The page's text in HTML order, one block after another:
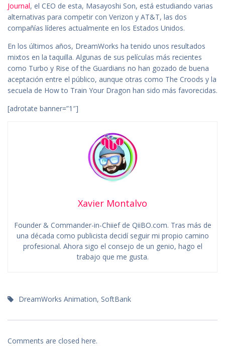
Journal, el CEO de esta, Masayoshi Son, está estudiando varias
alternativas para competir con Verizon y AT&T, las dos
compañías líderes actualmente en los Estados Unidos.
En los últimos años, DreamWorks ha tenido unos resultados
mixtos en la taquilla. Algunas de sus películas más recientes
como Turbo y Rise of the Guardians no han gozado de buena
aceptación entre el público, aunque otras como The Croods y la
secuela de How to Train Your Dragon han sido más favorecidas.
[adrotate banner=”1″]
Xavier Montalvo
Founder & Commander-in-Chiief de QiiBO.com. Tras más de
una década como publicista decidí seguir mi propio camino
profesional. Ahora sigo el consejo de un genio, hago el
trabajo que me gusta.
DreamWorks Animation, SoftBank
Comments are closed here.